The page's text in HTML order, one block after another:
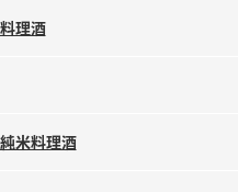
理酒
米料理酒